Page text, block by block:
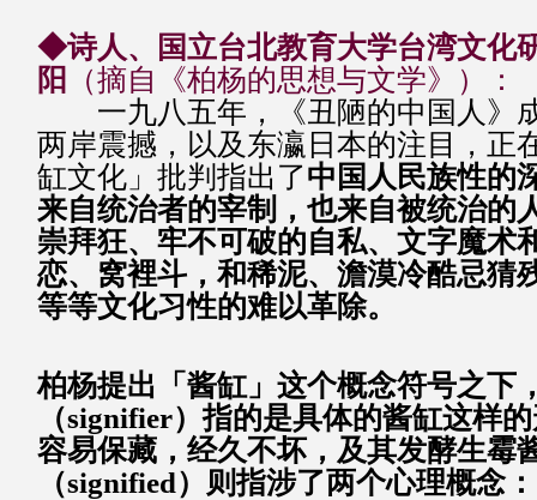
◆诗人、国立台北教育大学台湾文化
阳
（摘自《柏杨的思想与文学》）：
一九八五年，《丑陋的中国人》
两岸震撼，以及东瀛日本的注目，正
缸文化」批判指出了中国人民族性的
来自统治者的宰制，也来自被统治的
崇拜狂、牢不可破的自私、文字魔术
恋、窝裡斗，和稀泥、澹漠冷酷忌猜
等等文化习性的难以革除。
柏杨提出「酱缸」这个概念符号之下
（signifier）指的是具体的酱缸这样
容易保藏，经久不坏，及其发酵生霉
（signified）则指涉了两个心理概念：